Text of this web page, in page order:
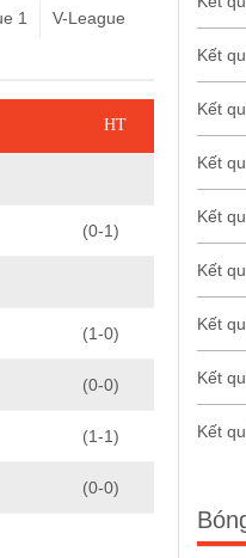
1 V-League
HT
(0-1)
(1-0)
(0-0)
(1-1)
(0-0)
Kết
Kết
Kết
Kết
Kết
Kết
Kết
Kết